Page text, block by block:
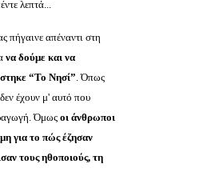
λεπτά...
πήγαινε απέναντι στη
να δούμε και να
“Το Νησί”. Όπως
έχουν μ' αυτό που
Όμως οι άνθρωποι
για το πώς έζησαν
τους ηθοποιούς, τη